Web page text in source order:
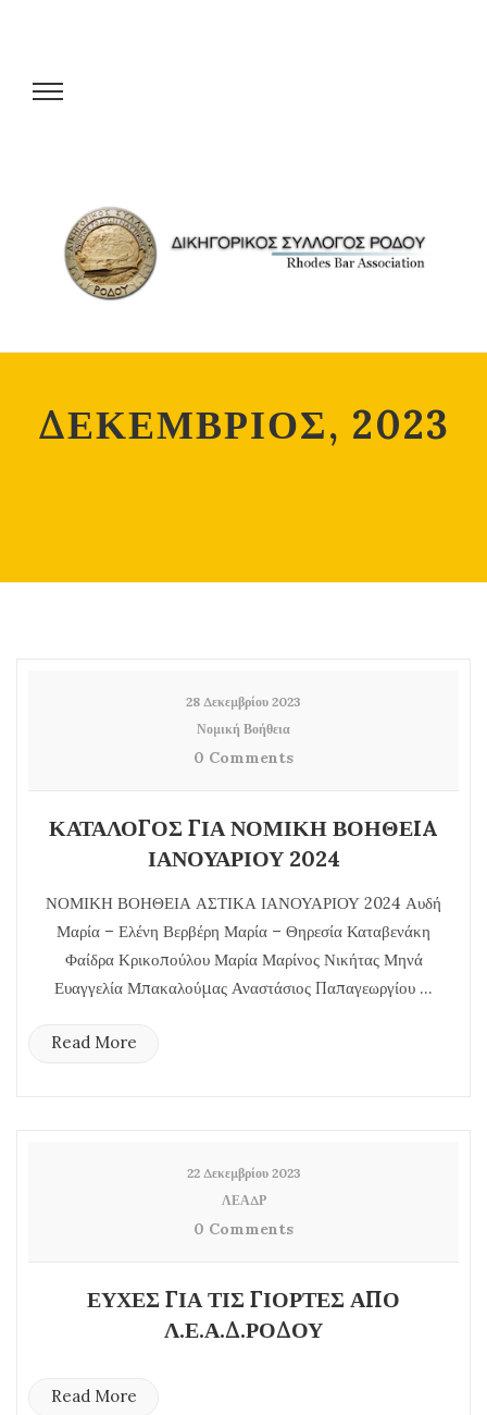
ΔΕΚΕΜΒΡΙΟΣ, 2023
28 Δεκεμβρίου 2023
Νομική Βοήθεια
0 Comments
ΚΑΤΑΛΟΓΟΣ ΓΙΑ ΝΟΜΙΚΗ ΒΟΗΘΕIA
ΙΑΝΟΥΑΡΙΟΥ 2024
ΝΟΜΙΚΗ ΒΟΗΘΕΙΑ ΑΣΤΙΚΑ ΙΑΝΟΥΑΡΙΟΥ 2024 Αυδή
Μαρία – Ελένη Βερβέρη Μαρία – Θηρεσία Καταβενάκη
Φαίδρα Κρικοπούλου Μαρία Μαρίνος Νικήτας Μηνά
Ευαγγελία Μπακαλούμας Αναστάσιος Παπαγεωργίου ...
Read More
22 Δεκεμβρίου 2023
ΛΕΑΔΡ
0 Comments
ΕΥΧΕΣ ΓΙΑ ΤΙΣ ΓΙΟΡΤΕΣ ΑΠΟ
Λ.Ε.Α.Δ.ΡΟΔΟΥ
Read More